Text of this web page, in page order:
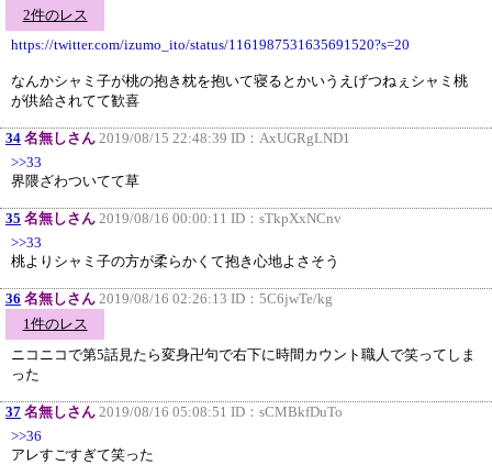
2件のレス
https://twitter.com/izumo_ito/status/1161987531635691520?s=20
なんかシャミ子が桃の抱き枕を抱いて寝るとかいうえげつねぇシャミ桃
が供給されてて歓喜
34 名無しさん 2019/08/15 22:48:39 ID： AxUGRgLND1
>>33
界隈ざわついてて草
35 名無しさん 2019/08/16 00:00:11 ID： sTkpXxNCnv
>>33
桃よりシャミ子の方が柔らかくて抱き心地よさそう
36 名無しさん 2019/08/16 02:26:13 ID： 5C6jwTe/kg
1件のレス
ニコニコで第5話見たら変身卍句で右下に時間カウント職人で笑ってしま
った
37 名無しさん 2019/08/16 05:08:51 ID： sCMBkfDuTo
>>36
アレすごすぎて笑った